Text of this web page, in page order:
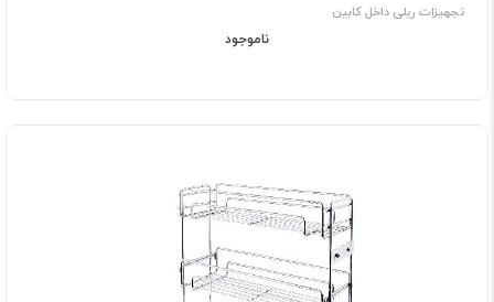
تجهیزات ریلی داخل کابین
ناموجود